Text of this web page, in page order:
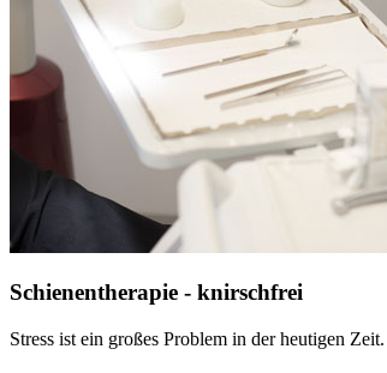
Schienentherapie - knirschfrei
Stress ist ein großes Problem in der heutigen